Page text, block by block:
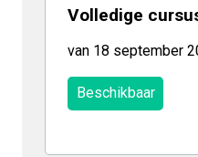
Volledige
van 18 september
Beschikbaar